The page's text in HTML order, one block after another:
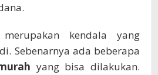
merupakan kendala yang
Sebenarnya ada beberapa
yang bisa dilakukan.